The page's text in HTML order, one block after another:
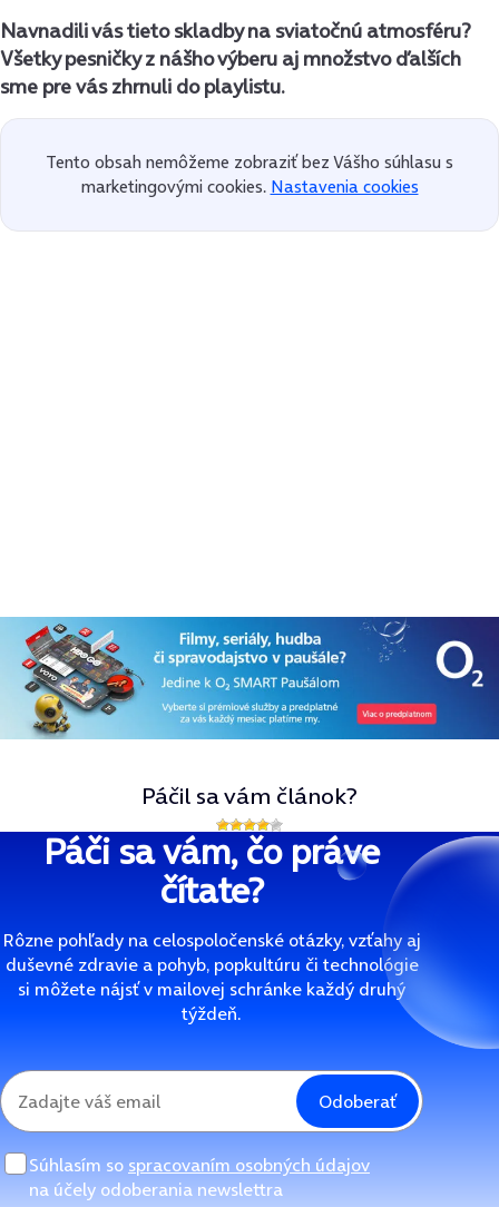
Navnadili vás tieto skladby na sviatočnú atmosféru?
Všetky pesničky z nášho výberu aj množstvo ďalších
sme pre vás zhrnuli do playlistu.
Tento obsah nemôžeme zobraziť bez Vášho súhlasu s
marketingovými cookies. Nastavenia cookies
Páčil sa vám článok?
Páči sa vám, čo práve
čítate?
Rôzne pohľady na celospoločenské otázky, vzťahy aj
duševné zdravie a pohyb, popkultúru či technológie
si môžete nájsť v mailovej schránke každý druhý
týždeň.
Odoberať
Súhlasím so spracovaním osobných údajov
na účely odoberania newslettra